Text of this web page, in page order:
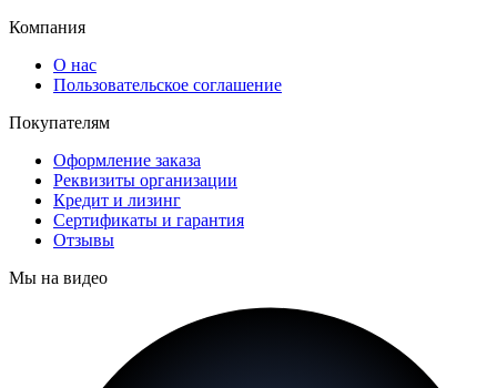
Компания
О нас
Пользовательское соглашение
Покупателям
Оформление заказа
Реквизиты организации
Кредит и лизинг
Сертификаты и гарантия
Отзывы
Мы на видео